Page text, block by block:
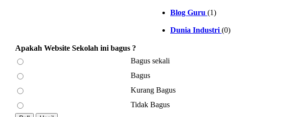
Blog Guru (1)
Dunia Industri (0)
Apakah Website Sekolah ini bagus ?
Bagus sekali
Bagus
Kurang Bagus
Tidak Bagus